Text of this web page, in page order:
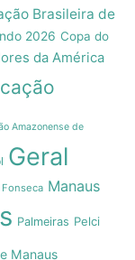
Brasileira de
2026 Copa do
da América
Amazonense de
Geral
Manaus
Palmeiras Pelci
Manaus